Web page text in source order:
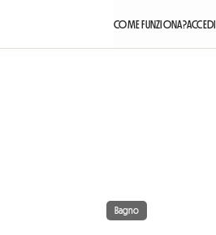
COME FUNZIONA?ACCEDI
Bagno